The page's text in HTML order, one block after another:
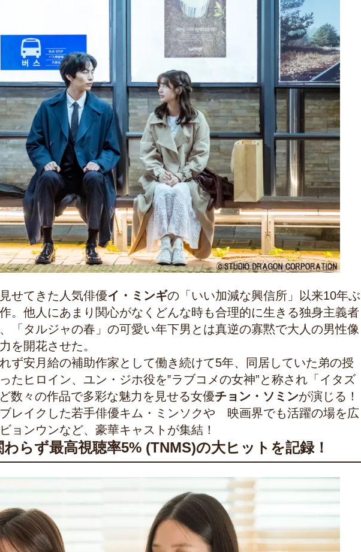
せてきた人気俳優イ・ミンギの「いい加減な興信所」以来10年ぶ
。他人にあまり関心がなくどんな時も合理的に生きる独身主義者
「タルジャの春」の可愛い年下男とは真逆の寡黙で大人の男性像
を開花させた。
ず安月給の補助作家として働き続けて5年、同居していた弟の授
たヒロイン、ユン・ジホ役を‟ラブコメの女神”と称され「イタズ
数々の作品で多彩な魅力を見せる女優チョン・ソミンが演じる！
レイクした若手俳優キム・ミンソクや 映画界でも活躍の場を広
ョンウンなど、豪華キャストが集結！
らず最高視聴率5% (TNMS)の大ヒットを記録！